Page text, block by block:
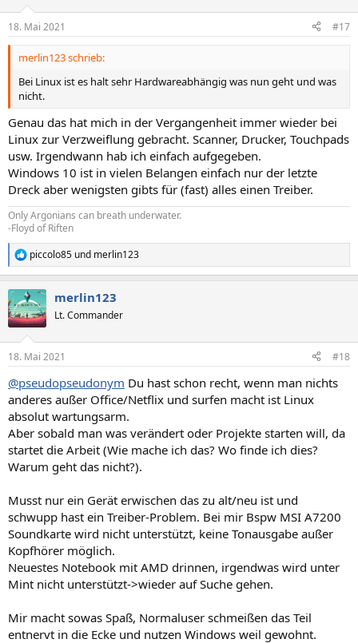
e
n
18. Mai 2021 #17
merlin123 schrieb:
Bei Linux ist es halt sehr Hardwareabhängig was nun geht und was
nicht.
Genau das hat mich in der Vergangenheit immer wieder bei
Linux zur Verzweiflung gebracht. Scanner, Drucker, Touchpads
usw. Irgendwann hab ich einfach aufgegeben.
Windows 10 ist in vielen Belangen einfach nur der letzte
Dreck aber wenigsten gibts für (fast) alles einen Treiber.
Only Argonians can breath underwater.
-Floyd of Riften
R
e
k
t
i
e
:
piccolo85 und merlin123
merlin123
Lt. Commander
18. Mai 2021 #18
@pseudopseudonym Du hast schon recht, wenn man nichts
anderes außer Office/Netflix und surfen macht ist Linux
absolut wartungsarm.
Aber sobald man was verändert oder Projekte starten will, da
startet die Arbeit (Wie mache ich das? Wo finde ich dies?
Warum geht das nicht?).
Musst nur ein Gerät erwischen das zu alt/neu ist und
schwupp hast ein Treiber-Problem. Bei mir Bspw MSI A7200
Soundkarte wird nicht unterstützt, keine Tonausgabe außer
Kopfhörer möglich.
Neuestes Notebook mit AMD drinnen, irgendwas wird unter
Mint nicht unterstützt->wieder auf Suche gehen.
Mir macht sowas Spaß, Normaluser schmeißen das Teil
entnervt in die Ecke und nutzen Windows weil gewohnt.